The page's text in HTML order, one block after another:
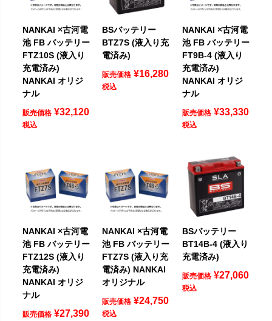
NANKAI ×古河電
池 FB バッテリー
FTZ10S (液入り
充電済み)
NANKAI オリジ
ナル
販売価格 ¥32,120
税込
BSバッテリー
BTZ7S (液入り充
電済み)
販売価格 ¥16,280
税込
NANKAI ×古河電
池 FB バッテリー
FT9B-4 (液入り
充電済み)
NANKAI オリジ
ナル
販売価格 ¥33,330
税込
NANKAI ×古河電
池 FB バッテリー
FTZ12S (液入り
充電済み)
NANKAI オリジ
ナル
販売価格 ¥27,390
NANKAI ×古河電
池 FB バッテリー
FTZ7S (液入り充
電済み) NANKAI
オリジナル
販売価格 ¥24,750
税込
BSバッテリー
BT14B-4 (液入り
充電済み)
販売価格 ¥27,060
税込